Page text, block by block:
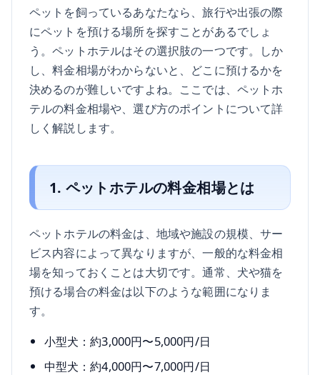
ペットを飼っているあなたなら、旅行や出張の際
にペットを預ける場所を探すことがあるでしょ
う。ペットホテルはその選択肢の一つです。しか
し、料金相場がわからないと、どこに預けるかを
決めるのが難しいですよね。ここでは、ペットホ
テルの料金相場や、選び方のポイントについて詳
しく解説します。
1. ペットホテルの料金相場とは
ペットホテルの料金は、地域や施設の規模、サー
ビス内容によって異なりますが、一般的な料金相
場を知っておくことは大切です。通常、犬や猫を
預ける場合の料金は以下のような範囲になりま
す。
小型犬：約3,000円〜5,000円/日
中型犬：約4,000円〜7,000円/日